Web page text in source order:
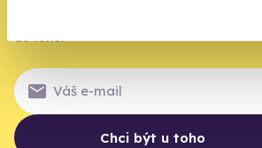
do toho.
Chci být u toho